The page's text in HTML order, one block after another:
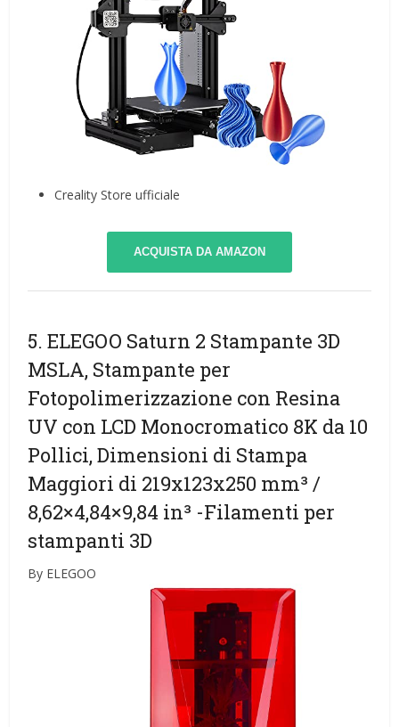
Creality Store ufficiale
ACQUISTA DA AMAZON
5. ELEGOO Saturn 2 Stampante 3D
MSLA, Stampante per
Fotopolimerizzazione con Resina
UV con LCD Monocromatico 8K da 10
Pollici, Dimensioni di Stampa
Maggiori di 219x123x250 mm³ /
8,62×4,84×9,84 in³ -Filamenti per
stampanti 3D
By ELEGOO